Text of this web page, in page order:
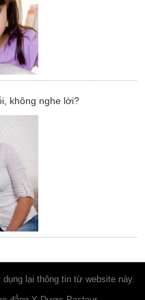
không nghe lời?
lại thông tin từ website này.